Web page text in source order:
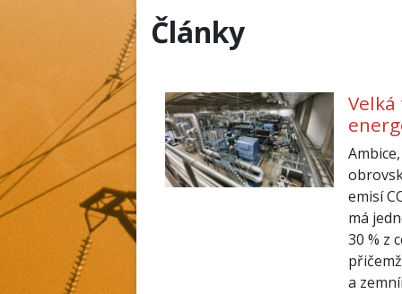
Články
emisí
má
30 % z
a